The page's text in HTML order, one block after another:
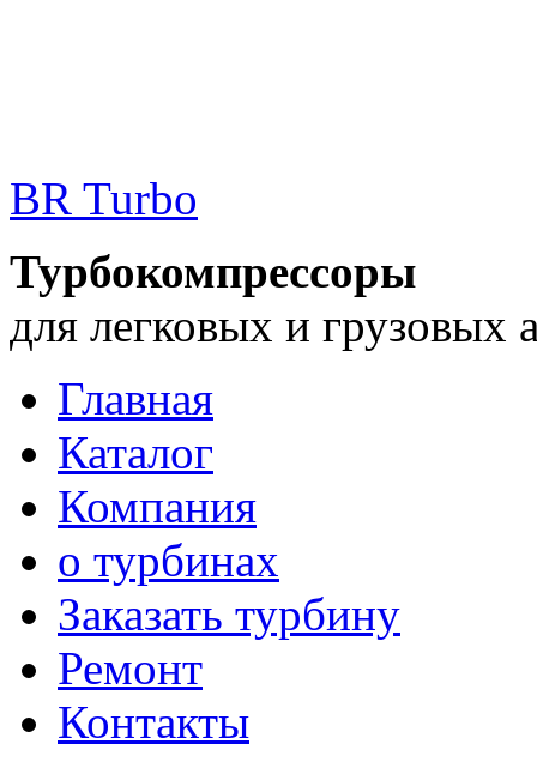
BR Turbo
Турбокомпрессоры
для легковых и грузовых
Главная
Каталог
Компания
о турбинах
Заказать турбину
Ремонт
Контакты